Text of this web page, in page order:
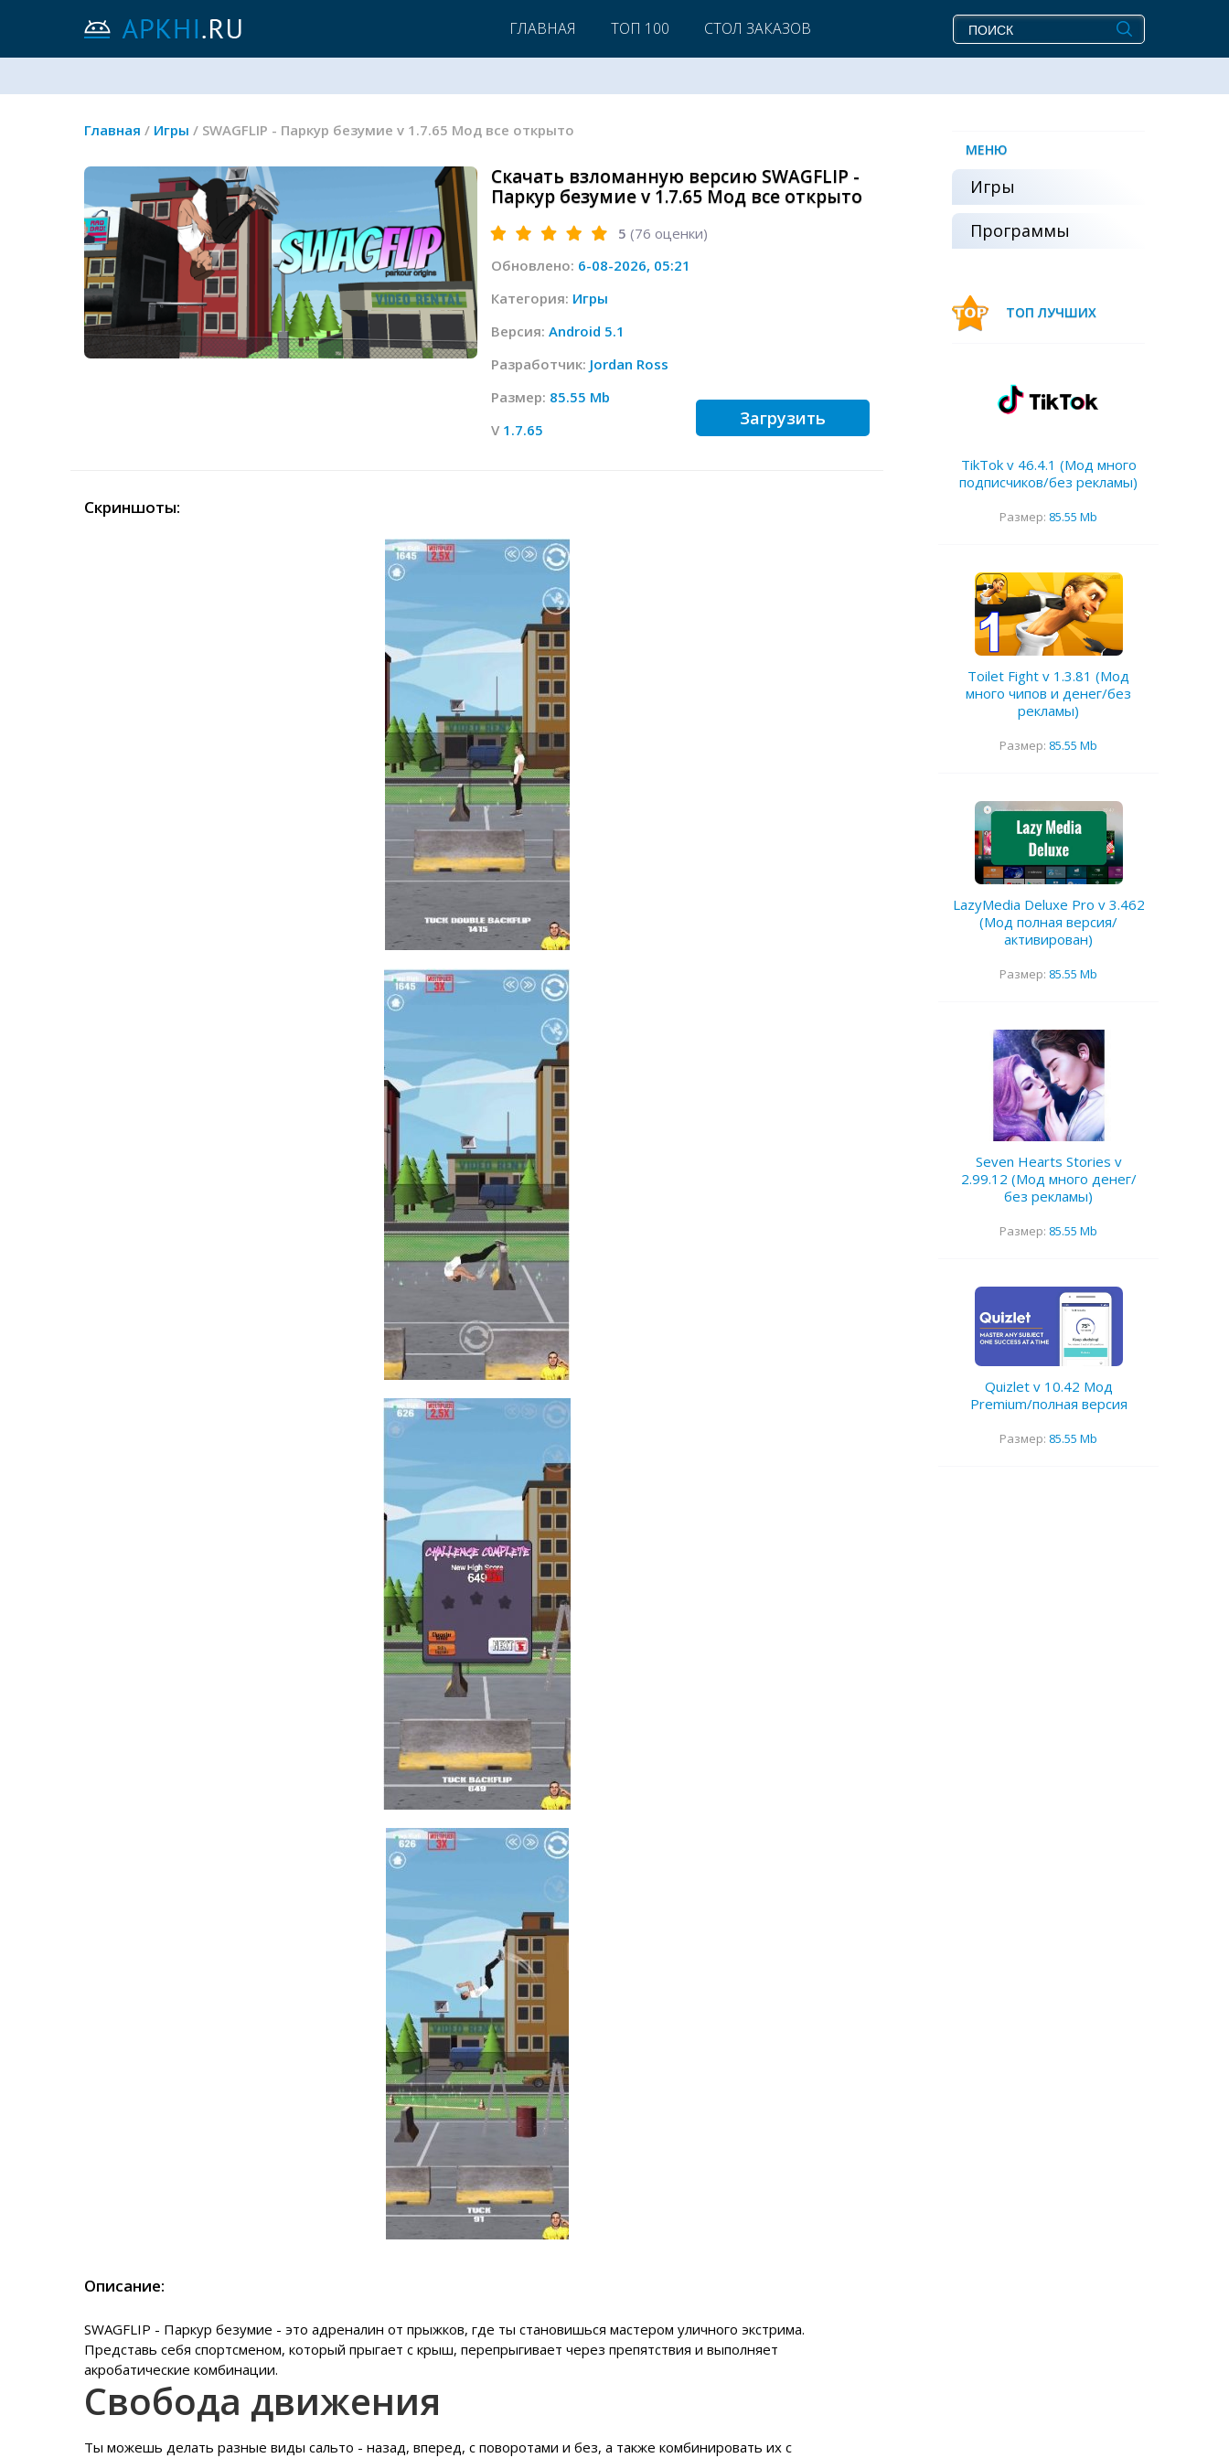
ГЛАВНАЯ ТОП 100 СТОЛ ЗАКАЗОВ
Главная / Игры / SWAGFLIP - Паркур безумие v 1.7.65 Мод все открыто
Скачать взломанную версию SWAGFLIP -
Паркур безумие v 1.7.65 Мод все открыто
5 (76 оценки)
Обновлено: 6-08-2026, 05:21
Категория: Игры
Версия: Android 5.1
Разработчик: Jordan Ross
Размер: 85.55 Mb
V 1.7.65
Загрузить
Скриншоты:
Описание:
SWAGFLIP - Паркур безумие - это адреналин от прыжков, где ты становишься мастером уличного экстрима.
Представь себя спортсменом, который прыгает с крыш, перепрыгивает через препятствия и выполняет
акробатические комбинации.
Свобода движения
Ты можешь делать разные виды сальто - назад, вперед, с поворотами и без, а также комбинировать их с
МЕНЮ
Игры
Программы
ТОП ЛУЧШИХ
TikTok v 46.4.1 (Мод много
подписчиков/без рекламы)
Размер: 85.55 Mb
Toilet Fight v 1.3.81 (Мод
много чипов и денег/без
рекламы)
Размер: 85.55 Mb
LazyMedia Deluxe Pro v 3.462
(Мод полная версия/
активирован)
Размер: 85.55 Mb
Seven Hearts Stories v
2.99.12 (Мод много денег/
без рекламы)
Размер: 85.55 Mb
Quizlet v 10.42 Мод
Premium/полная версия
Размер: 85.55 Mb